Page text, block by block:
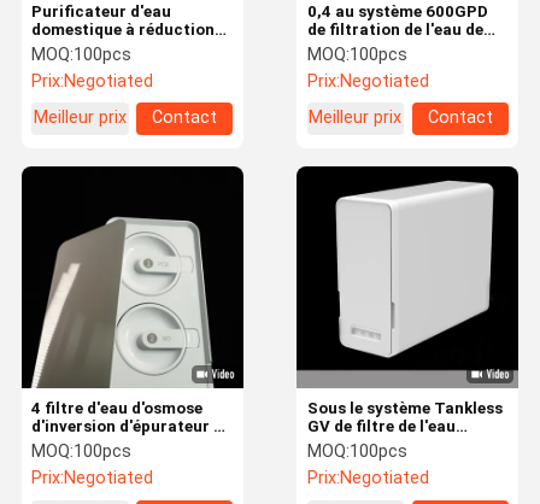
Purificateur d'eau
domestique à réduction
de 800 GPD TDS
MOQ:100pcs
Prix:Negotiated
Meilleur prix
Contact
0,4 au système 600GPD
de filtration de l'eau de
RO de maison d'épurateur
de l'eau de la maison
0.9Mpa
MOQ:100pcs
Prix:Negotiated
Meilleur prix
Contact
4 filtre d'eau d'osmose
d'inversion d'épurateur de
l'eau de maison de l'étape
5000L Tankless
MOQ:100pcs
Prix:Negotiated
Sous le système Tankless
GV de filtre de l'eau
d'évier d'écoulement élevé
à la maison d'épurateur
MOQ:100pcs
Prix:Negotiated